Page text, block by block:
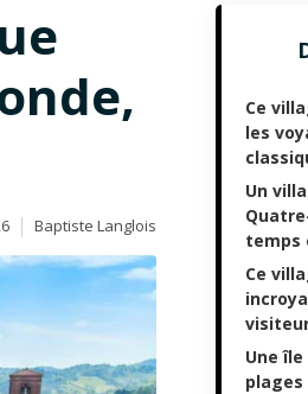
Baptiste Langlois
Ce
les
Un
temps
Ce
Une